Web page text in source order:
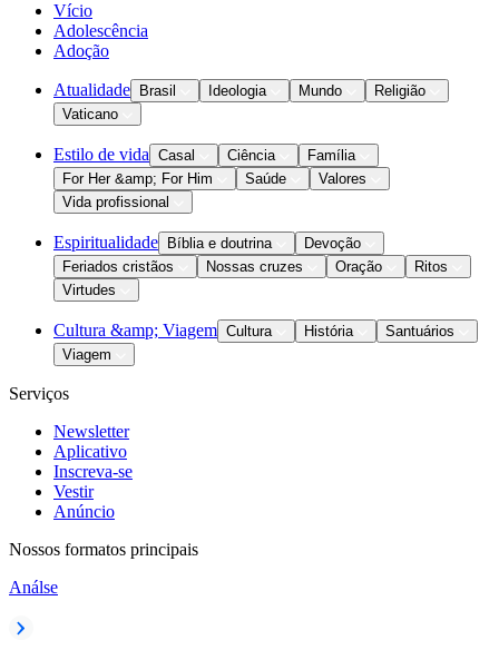
Vício
Adolescência
Adoção
Atualidade Brasil Ideologia Mundo
Religião
Vaticano
Estilo de vida Casal Ciência
Família
For Her &amp; For Him
Saúde
Valores
Vida profissional
Espiritualidade Bíblia e doutrina
Devoção
Feriados cristãos
Nossas cruzes Oração
Ritos
Virtudes
Cultura &amp; Viagem Cultura História
Santuários
Viagem
Serviços
Newsletter
Aplicativo
Inscreva-se
Vestir
Anúncio
Nossos formatos principais
Análse